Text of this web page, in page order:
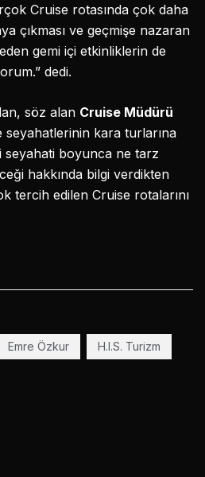
Cruise rotasında çok daha
çıkması ve geçmişe nazaran
gemi içi etkinliklerin de
dedi.
söz alan Cruise Müdürü
seyahatlerinin kara turlarına
seyahati boyunca ne tarz
hakkında bilgi verdikten
tercih edilen Cruise rotalarını
Emre Özkur H.I.S. Turizm